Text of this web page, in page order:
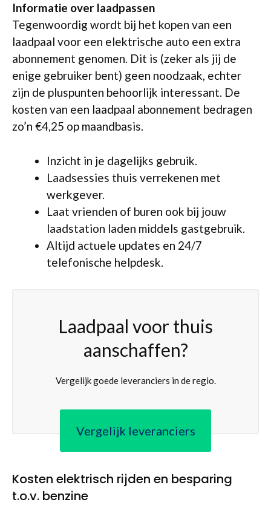
Informatie over laadpassen
Tegenwoordig wordt bij het kopen van een
laadpaal voor een elektrische auto een extra
abonnement genomen. Dit is (zeker als jij de
enige gebruiker bent) geen noodzaak, echter
zijn de pluspunten behoorlijk interessant. De
kosten van een laadpaal abonnement bedragen
zo’n €4,25 op maandbasis.
Inzicht in je dagelijks gebruik.
Laadsessies thuis verrekenen met
werkgever.
Laat vrienden of buren ook bij jouw
laadstation laden middels gastgebruik.
Altijd actuele updates en 24/7
telefonische helpdesk.
Laadpaal voor thuis
aanschaffen?
Vergelijk goede leveranciers in de regio.
Vergelijk leveranciers
Kosten elektrisch rijden en besparing
t.o.v. benzine